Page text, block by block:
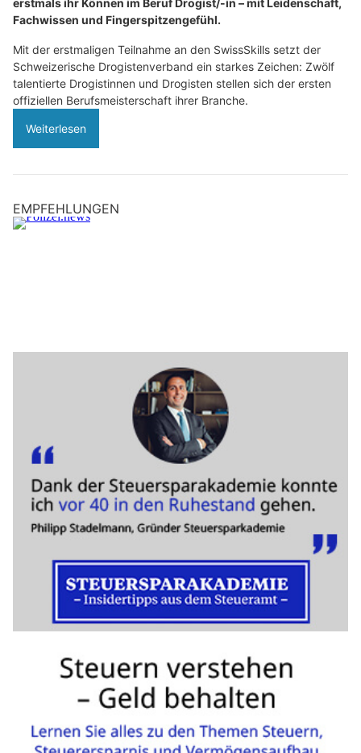
erstmals ihr Können im Beruf Drogist/-in – mit Leidenschaft,
Fachwissen und Fingerspitzengefühl.
Mit der erstmaligen Teilnahme an den SwissSkills setzt der
Schweizerische Drogistenverband ein starkes Zeichen: Zwölf
talentierte Drogistinnen und Drogisten stellen sich der ersten
offiziellen Berufsmeisterschaft ihrer Branche.
Weiterlesen
EMPFEHLUNGEN